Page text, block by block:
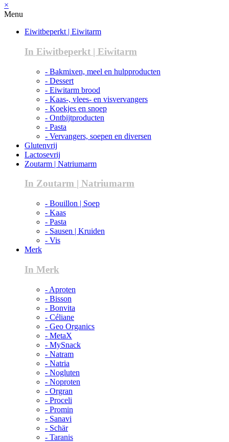
×
Menu
Eiwitbeperkt | Eiwitarm
In Eiwitbeperkt | Eiwitarm
- Bakmixen, meel en hulpproducten
- Dessert
- Eiwitarm brood
- Kaas-, vlees- en visvervangers
- Koekjes en snoep
- Ontbijtproducten
- Pasta
- Vervangers, soepen en diversen
Glutenvrij
Lactosevrij
Zoutarm | Natriumarm
In Zoutarm | Natriumarm
- Bouillon | Soep
- Kaas
- Pasta
- Sausen | Kruiden
- Vis
Merk
In Merk
- Aproten
- Bisson
- Bonvita
- Céliane
- Geo Organics
- MetaX
- MySnack
- Natram
- Natria
- Nogluten
- Noproten
- Orgran
- Proceli
- Promin
- Sanavi
- Schär
- Taranis